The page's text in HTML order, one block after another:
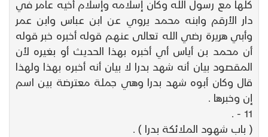
كلها مع رسول الله وكان إسلامه وإسلام أخيه عامر في
دار الأرقم وابنه محمد يروي عن ابن عباس وابن عمر
وأبي هريرة رضي الله تعالى عنهم قوله أخبره خبر قوله
أن محمد بن أياس أي أخبره بهذا الحديث أو بغيره لأن
المقصود بيان أنه شهد بدرا لا بيان أنه أخبره بهذا ولهذا
قال وكان أبوه شهد بدرا وهي جملة معترضة بين اسم
إن وخبرها .
11 - .
( باب شهود الملائكة بدرا ) .